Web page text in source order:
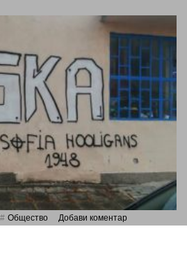
Общество Добави коментар